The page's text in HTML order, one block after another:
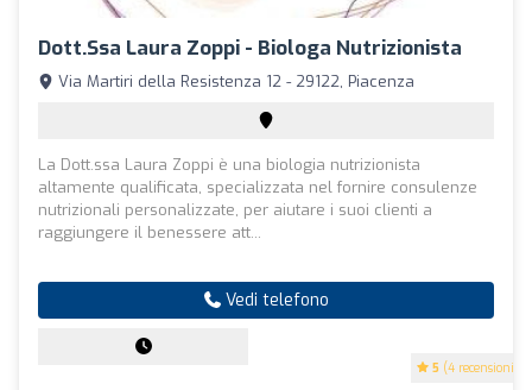
Dott.ssa Laura Zoppi - Biologa Nutrizionista
5 (4 recensioni)
Via Martiri della Resistenza 12 - 29122, Piacenza
La Dott.ssa Laura Zoppi è una biologia nutrizionista
altamente qualificata, specializzata nel fornire consulenze
nutrizionali personalizzate, per aiutare i suoi clienti a
raggiungere il benessere att...
Vedi telefono